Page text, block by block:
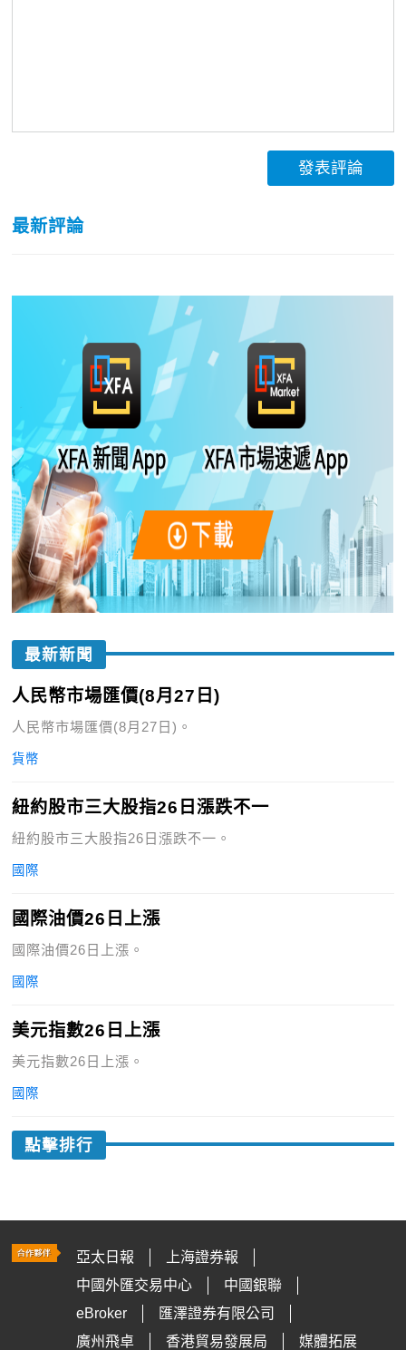
發表評論
最新評論
最新新聞
人民幣市場匯價(8月27日)
人民幣市場匯價(8月27日)。
貨幣
紐約股市三大股指26日漲跌不一
紐約股市三大股指26日漲跌不一。
國際
國際油價26日上漲
國際油價26日上漲。
國際
美元指數26日上漲
美元指數26日上漲。
國際
點擊排行
亞太日報
上海證券報
中國外匯交易中心
中國銀聯
eBroker
匯澤證券有限公司
廣州飛卓
香港貿易發展局 媒體拓展